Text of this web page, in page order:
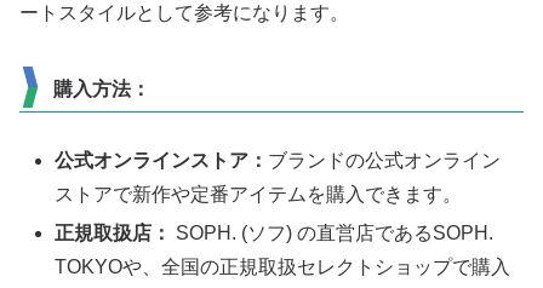
ートスタイルとして参考になります。
購入方法：
公式オンラインストア： ブランドの公式オンライン
ストアで新作や定番アイテムを購入できます。
正規取扱店：
SOPH. (ソフ) の直営店であるSOPH.
TOKYOや、全国の正規取扱セレクトショップで購入